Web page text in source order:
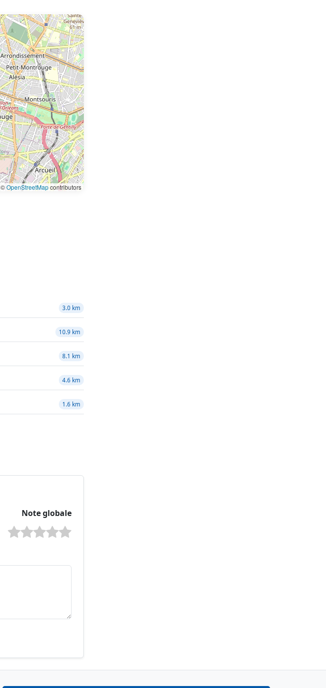
©OpenStreetMapcontributors
3.0 km
10.9 km
8.1 km
4.6 km
1.6 km
Note globale